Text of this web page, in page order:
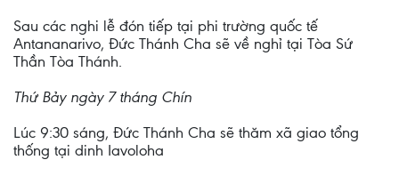
Sau các nghi lễ đón tiếp tại phi trường quốc tế
Antananarivo, Đức Thánh Cha sẽ về nghỉ tại Tòa Sứ
Thần Tòa Thánh.
Thứ Bảy ngày 7 tháng Chín
Lúc 9:30 sáng, Đức Thánh Cha sẽ thăm xã giao tổng
thống tại dinh Iavoloha